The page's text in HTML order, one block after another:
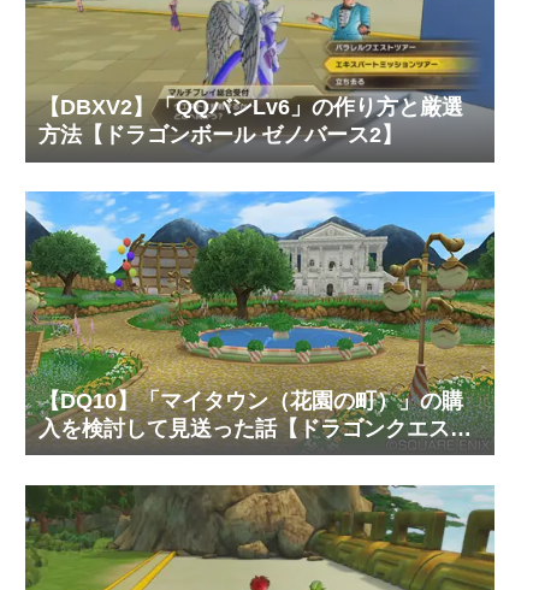
【DBXV2】「QQバンLv6」の作り方と厳選
方法【ドラゴンボール ゼノバース2】
【DQ10】「マイタウン（花園の町）」の購
入を検討して見送った話【ドラゴンクエスト
10 オンライン】